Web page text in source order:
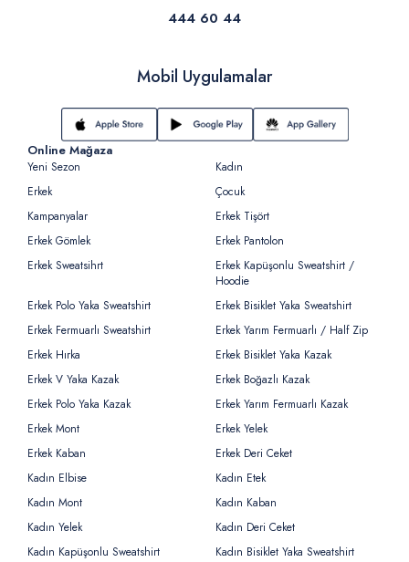
444 60 44
Mobil Uygulamalar
Online Mağaza
Yeni Sezon
Kadın
Erkek
Çocuk
Kampanyalar
Erkek Tişört
Erkek Gömlek
Erkek Pantolon
Erkek Sweatsihrt
Erkek Kapüşonlu Sweatshirt /
Hoodie
Erkek Polo Yaka Sweatshirt
Erkek Bisiklet Yaka Sweatshirt
Erkek Fermuarlı Sweatshirt
Erkek Yarım Fermuarlı / Half Zip
Erkek Hırka
Erkek Bisiklet Yaka Kazak
Erkek V Yaka Kazak
Erkek Boğazlı Kazak
Erkek Polo Yaka Kazak
Erkek Yarım Fermuarlı Kazak
Erkek Mont
Erkek Yelek
Erkek Kaban
Erkek Deri Ceket
Kadın Elbise
Kadın Etek
Kadın Mont
Kadın Kaban
Kadın Yelek
Kadın Deri Ceket
Kadın Kapüşonlu Sweatshirt
Kadın Bisiklet Yaka Sweatshirt